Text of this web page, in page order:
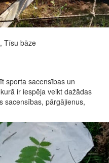
Tīsu bāze
sporta sacensības un
ir iespēja veikt dažādas
sacensības, pārgājienus,